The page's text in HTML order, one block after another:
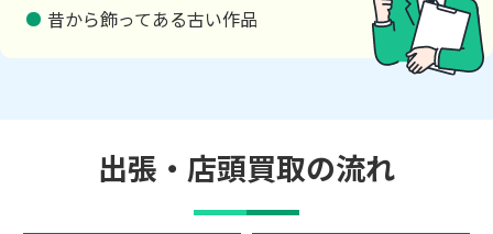
昔から飾ってある古い作品
出張・店頭買取の流れ